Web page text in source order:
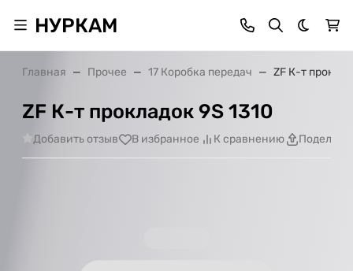
НУРКАМ Темная
Главная Прочее 17 Коробка передач ZF К-т
ZF К-т прокладок 9S 1310
Добавить отзыв В избранное К сравнению